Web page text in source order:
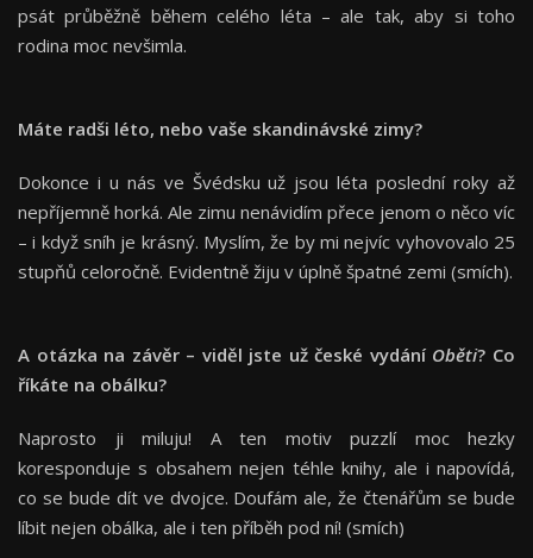
psát průběžně během celého léta – ale tak, aby si toho
rodina moc nevšimla.
Máte radši léto, nebo vaše skandinávské zimy?
Dokonce i u nás ve Švédsku už jsou léta poslední roky až
nepříjemně horká. Ale zimu nenávidím přece jenom o něco víc
– i když sníh je krásný. Myslím, že by mi nejvíc vyhovovalo 25
stupňů celoročně. Evidentně žiju v úplně špatné zemi (smích).
A otázka na závěr – viděl jste už české vydání Oběti? Co
říkáte na obálku?
Naprosto ji miluju! A ten motiv puzzlí moc hezky
koresponduje s obsahem nejen téhle knihy, ale i napovídá,
co se bude dít ve dvojce. Doufám ale, že čtenářům se bude
líbit nejen obálka, ale i ten příběh pod ní! (smích)